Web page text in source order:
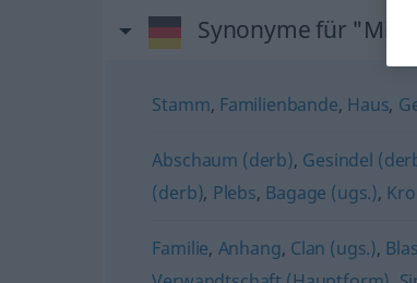
Synonyme für
Stamm, Familienbande, Haus,
Abschaum (derb), Gesindel
(derb), Plebs, Bagage (ugs.),
Familie, Anhang, Clan (ugs.),